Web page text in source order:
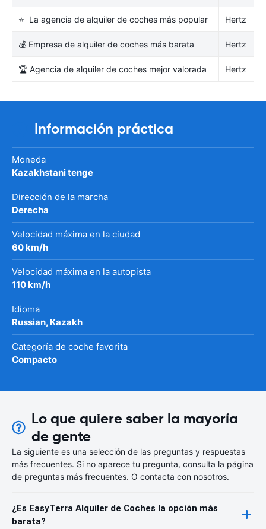
⭐ La agencia de alquiler de coches más popular Hertz
💰 Empresa de alquiler de coches más barata Hertz
🏆 Agencia de alquiler de coches mejor valorada Hertz
Información práctica
Moneda
Kazakhstani tenge
Dirección de la marcha
Derecha
Velocidad máxima en la ciudad
60 km/h
Velocidad máxima en la autopista
110 km/h
Idioma
Russian, Kazakh
Categoría de coche favorita
Compacto
Lo que quiere saber la mayoría
de gente
La siguiente es una selección de las preguntas y respuestas
más frecuentes. Si no aparece tu pregunta, consulta la página
de preguntas más frecuentes. O contacta con nosotros.
¿Es EasyTerra Alquiler de Coches la opción más
barata?